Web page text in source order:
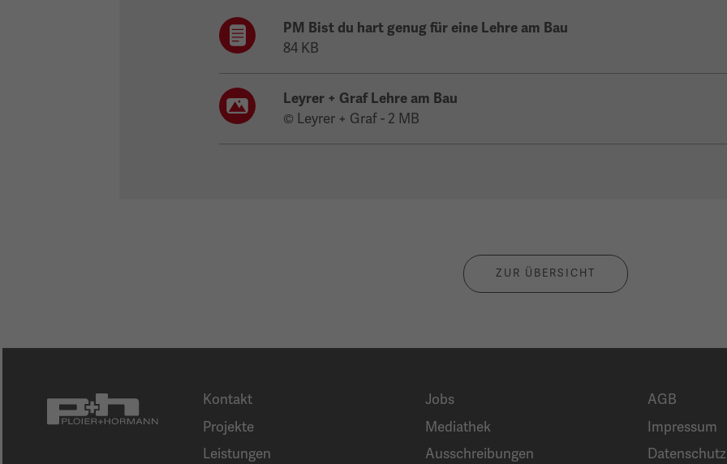
PM Bist du hart genug für eine Lehre am Bau
84 KB
Leyrer + Graf Lehre am Bau
© Leyrer + Graf - 2 MB
ZUR ÜBERSICHT
Kontakt
Projekte
Leistungen
Jobs
Mediathek
Ausschreibungen
AGB
Impressum
Datenschutz